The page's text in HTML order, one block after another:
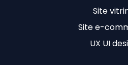
Site
Site e-
UX UI